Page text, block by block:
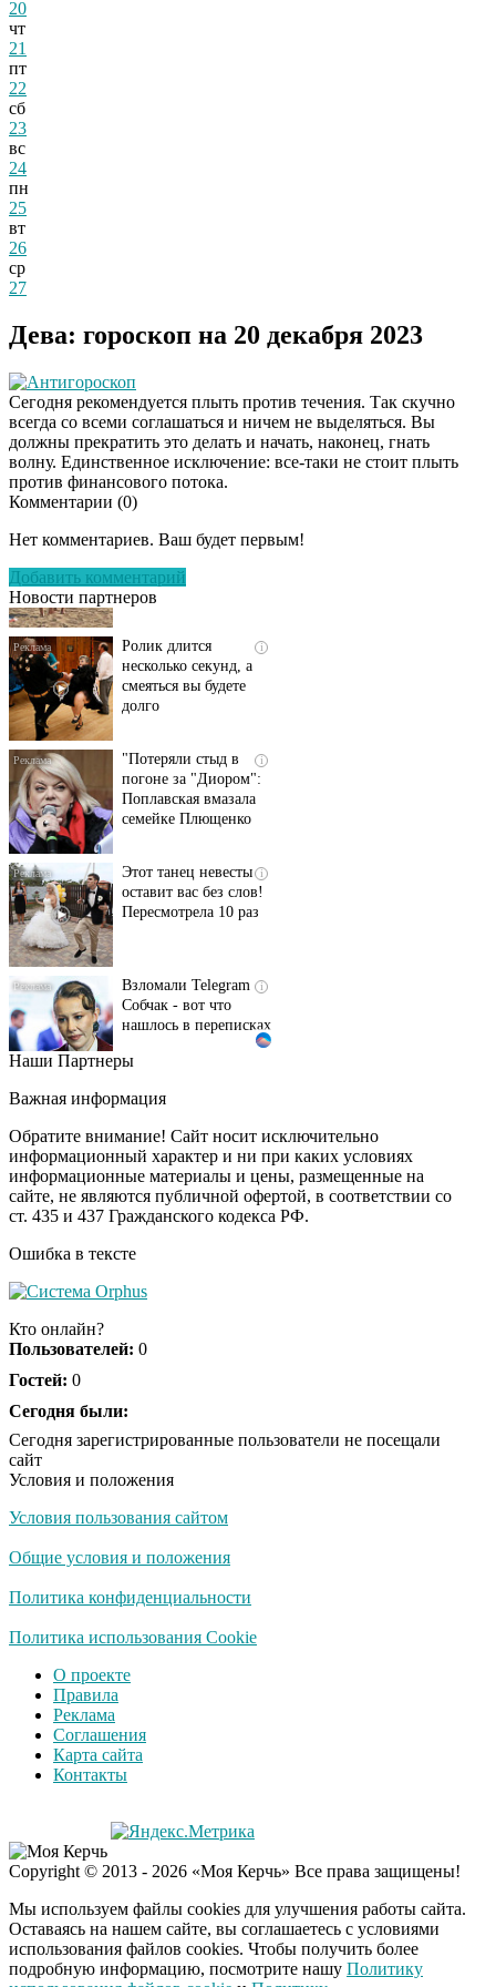
20
чт
21
пт
22
сб
23
вс
24
пн
25
вт
26
ср
27
Дева: гороскоп на 20 декабря 2023
Антигороскоп
Сегодня рекомендуется плыть против течения. Так скучно
всегда со всеми соглашаться и ничем не выделяться. Вы
должны прекратить это делать и начать, наконец, гнать
волну. Единственное исключение: все-таки не стоит плыть
против финансового потока.
Комментарии (0)
Нет комментариев. Ваш будет первым!
Добавить комментарий
Новости партнеров
Скрытая камера на
люди вытворяют, когда
их не видят...
несколько секунд, а
смеяться вы будете
погоне за "Диором":
Поплавская вмазала
семейке Плющенко
оставит вас без слов!
Пересмотрела 10 раз
Собчак - вот что
нашлось в переписках
Ржу не переставая, это
не раз
i
Ролик длится пару
секунд, но вы будете в
шоке от увиденного
Ролик из Омска: вы
Королева вагона
оставит равнодушным
Наши Партнеры
Важная информация
Обратите внимание! Сайт носит исключительно
информационный характер и ни при каких условиях
информационные материалы и цены, размещенные на
сайте, не являются публичной офертой, в соответствии со
ст. 435 и 437 Гражданского кодекса РФ.
Ошибка в тексте
Кто онлайн?
Пользователей: 0
Гостей: 0
Сегодня были:
Сегодня зарегистрированные пользователи не посещали
сайт
Условия и положения
Условия пользования сайтом
Общие условия и положения
Политика конфиденциальности
Политика использования Cookie
О проекте
Правила
Реклама
Соглашения
Карта сайта
Контакты
Copyright © 2013 - 2026 «Моя Керчь» Все права защищены!
Мы используем файлы cookies для улучшения работы сайта.
Оставаясь на нашем сайте, вы соглашаетесь с условиями
использования файлов cookies. Чтобы получить более
подробную информацию, посмотрите нашу Политику